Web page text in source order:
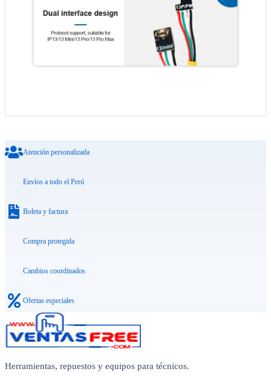
Atención personalizada
Envíos a todo el Perú
Boleta y factura
Compra protegida
Cambios coordinados
Ofertas especiales
Herramientas, repuestos y equipos para técnicos.